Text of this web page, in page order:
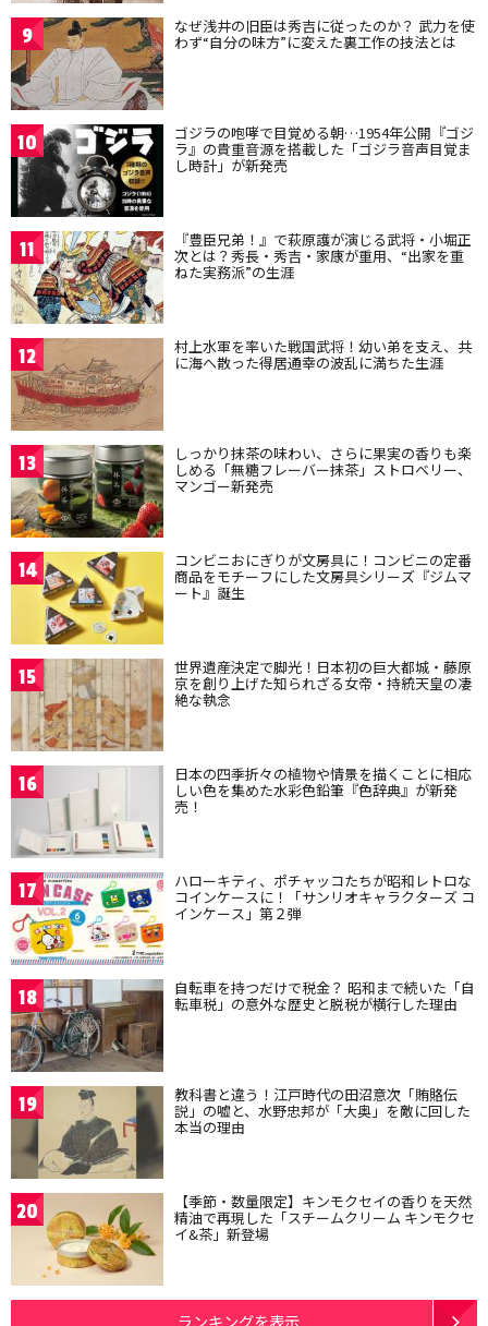
9 なぜ浅井の旧臣は秀吉に従ったのか？ 武力を使
わず“自分の味方”に変えた裏工作の技法とは
10 ゴジラの咆哮で目覚める朝…1954年公開『ゴジ
ラ』の貴重音源を搭載した「ゴジラ音声目覚ま
し時計」が新発売
11 『豊臣兄弟！』で萩原護が演じる武将・小堀正
次とは？秀長・秀吉・家康が重用、“出家を重
ねた実務派”の生涯
12 村上水軍を率いた戦国武将！幼い弟を支え、共
に海へ散った得居通幸の波乱に満ちた生涯
13 しっかり抹茶の味わい、さらに果実の香りも楽
しめる「無糖フレーバー抹茶」ストロベリー、
マンゴー新発売
14 コンビニおにぎりが文房具に！コンビニの定番
商品をモチーフにした文房具シリーズ『ジムマ
ート』誕生
15 世界遺産決定で脚光！日本初の巨大都城・藤原
京を創り上げた知られざる女帝・持統天皇の凄
絶な執念
16 日本の四季折々の植物や情景を描くことに相応
しい色を集めた水彩色鉛筆『色辞典』が新発
売！
17 ハローキティ、ポチャッコたちが昭和レトロな
コインケースに！「サンリオキャラクターズ コ
インケース」第２弾
18 自転車を持つだけで税金？ 昭和まで続いた「自
転車税」の意外な歴史と脱税が横行した理由
19 教科書と違う！江戸時代の田沼意次「賄賂伝
説」の嘘と、水野忠邦が「大奥」を敵に回した
本当の理由
20 【季節・数量限定】キンモクセイの香りを天然
精油で再現した「スチームクリーム キンモクセ
イ&茶」新登場
ランキングを表示